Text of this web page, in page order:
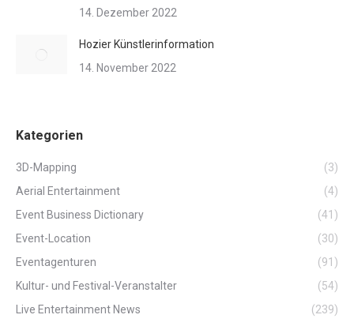
14. Dezember 2022
Hozier Künstlerinformation
14. November 2022
Kategorien
3D-Mapping
(3)
Aerial Entertainment
(4)
Event Business Dictionary
(41)
Event-Location
(30)
Eventagenturen
(91)
Kultur- und Festival-Veranstalter
(54)
Live Entertainment News
(239)